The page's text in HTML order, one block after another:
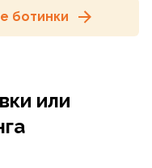
ботинки
или